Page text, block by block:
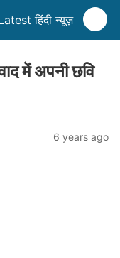
हिंदी न्यूज़
में अपनी छवि
6 years ago